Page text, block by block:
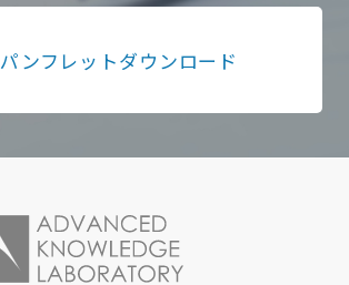
パンフレットダウンロード